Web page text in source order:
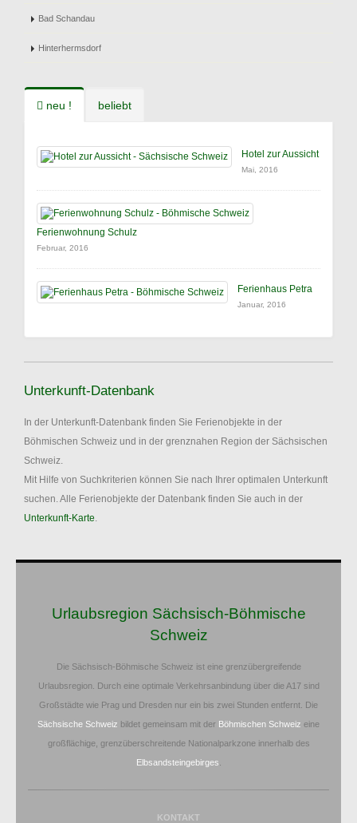
Bad Schandau
Hinterhermsdorf
neu ! beliebt
Hotel zur Aussicht
Mai, 2016
Ferienwohnung Schulz
Februar, 2016
Ferienhaus Petra
Januar, 2016
Unterkunft-Datenbank
In der Unterkunft-Datenbank finden Sie Ferienobjekte in der
Böhmischen Schweiz und in der grenznahen Region der Sächsischen
Schweiz.
Mit Hilfe von Suchkriterien können Sie nach Ihrer optimalen Unterkunft
suchen. Alle Ferienobjekte der Datenbank finden Sie auch in der
Unterkunft-Karte.
Urlaubsregion Sächsisch-Böhmische
Schweiz
Die Sächsisch-Böhmische Schweiz ist eine grenzübergreifende
Urlaubsregion. Durch eine optimale Verkehrsanbindung über die A17 sind
Großstädte wie Prag und Dresden nur ein bis zwei Stunden entfernt. Die
Sächsische Schweiz bildet gemeinsam mit der Böhmischen Schweiz eine
großflächige, grenzüberschreitende Nationalparkzone innerhalb des
Elbsandsteingebirges
KONTAKT